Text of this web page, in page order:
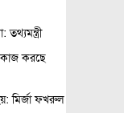
কাজ করছে
মির্জা ফখরুল